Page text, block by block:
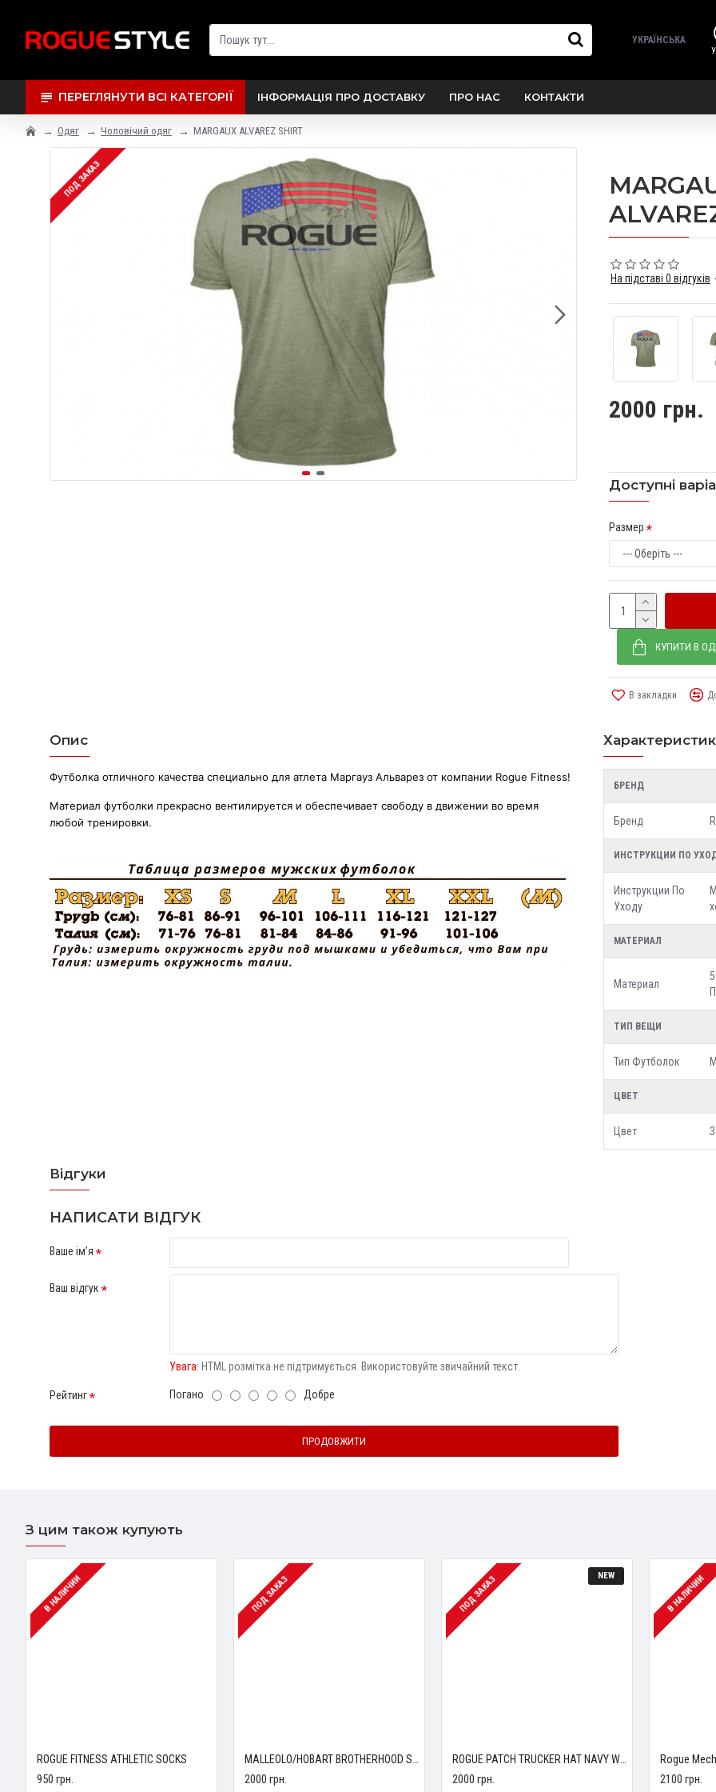
УКРАЇНСЬКА
ПЕРЕГЛЯНУТИ ВСІ КАТЕГОРІЇ ІНФОРМАЦІЯ ПРО ДОСТАВКУ ПРО НАС КОНТАКТИ
Одяг Чоловічий одяг MARGAUX ALVAREZ SHIRT
ПОД ЗАКАЗ
На підставі 0 відгуків
2000 грн.
Доступні
Размер
КУПИТИ В
В закладки
Опис
Футболка отличного качества специально для атлета Маргауз Альварез от компании Rogue Fitness!
Материал футболки прекрасно вентилируется и обеспечивает свободу в движении во время
любой тренировки.
БРЕНД
Бренд
ИНСТРУКЦИИ ПО
Инструкции По
Уходу
МАТЕРИАЛ
Материал
ТИП ВЕЩИ
Тип Футболок
ЦВЕТ
Цвет
Відгуки
Відгуків про цей товар ще не було.
НАПИСАТИ ВІДГУК
ПРОДОВЖИТИ
З цим також купують
В НАЛИЧИИ
ROGUE FITNESS ATHLETIC SOCKS
950 грн.
ПОД ЗАКАЗ
2000 грн.
NEW
ПОД ЗАКАЗ
2000 грн.
В НАЛИЧИИ
2100 грн.